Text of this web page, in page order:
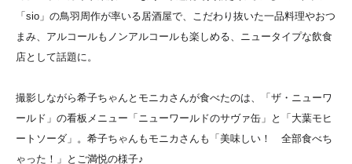
「sio」の鳥羽周作が率いる居酒屋で、こだわり抜いた一品料理やおつ
まみ、アルコールもノンアルコールも楽しめる、ニュータイプな飲食
店として話題に。
撮影しながら希子ちゃんとモニカさんが食べたのは、「ザ・ニューワ
ールド」の看板メニュー「ニューワールドのサヴァ缶」と「大葉モヒ
ートソーダ」。希子ちゃんもモニカさんも「美味しい！ 全部食べち
ゃった！」とご満悦の様子♪